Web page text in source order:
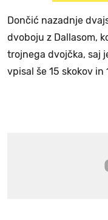
Dončić nazadnje
dvoboju z Dallasom,
trojnega dvojčka, saj
vpisal še 15 skokov in